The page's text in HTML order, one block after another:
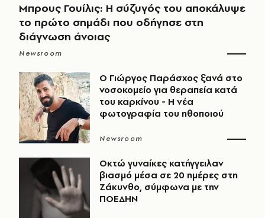
Μπρους Γουίλις: Η σύζυγός του αποκάλυψε
το πρώτο σημάδι που οδήγησε στη
διάγνωση άνοιας
Newsroom
O Γιώργος Παράσχος ξανά στο
νοσοκομείο για θεραπεία κατά
του καρκίνου - Η νέα
φωτογραφία του ηθοποιού
Newsroom
Οκτώ γυναίκες κατήγγειλαν
βιασμό μέσα σε 20 ημέρες στη
Ζάκυνθο, σύμφωνα με την
ΠΟΕΔΗΝ